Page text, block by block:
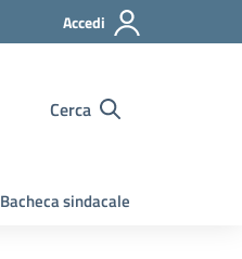
Accedi
Cerca
Bacheca sindacale